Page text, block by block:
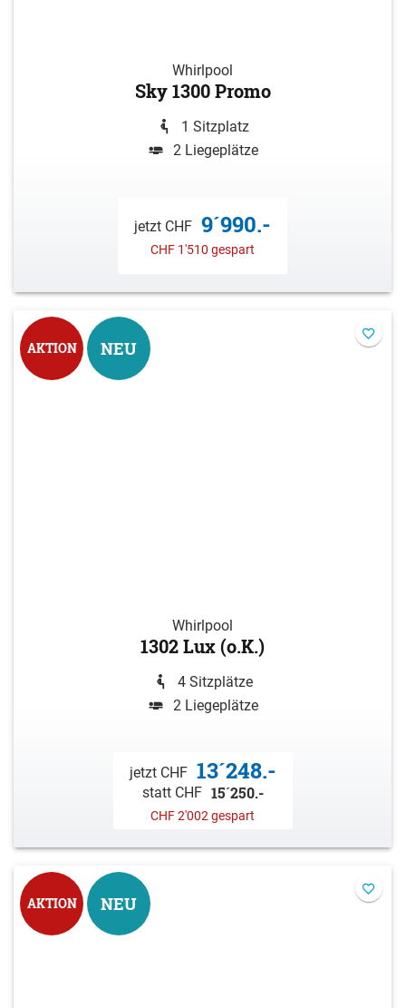
Whirlpool
Sky 1300 Promo
1 Sitzplatz
2 Liegeplätze
jetzt CHF 9´990.-
CHF 1'510 gespart
AKTION NEU
Whirlpool
1302 Lux (o.K.)
4 Sitzplätze
2 Liegeplätze
jetzt CHF 13´248.-
statt CHF 15´250.-
CHF 2'002 gespart
AKTION NEU